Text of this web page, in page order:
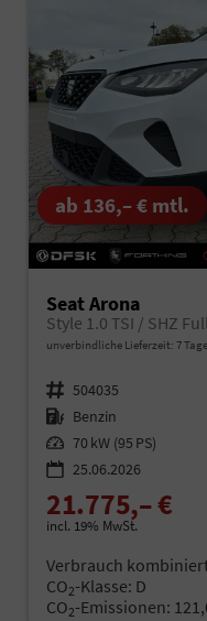
ab 136,– € mtl.
Seat Arona
Style 1.0 TSI / SHZ
unverbindliche Lieferzeit: 7 Tage
Fahrzeugnr. 504035
Kraftstoff Benzin
Leistung 70 kW (95 PS)
25.06.2026
21.775,– €
incl. 19% MwSt.
Verbrauch
CO2-Klasse: D
CO2-Emissionen: